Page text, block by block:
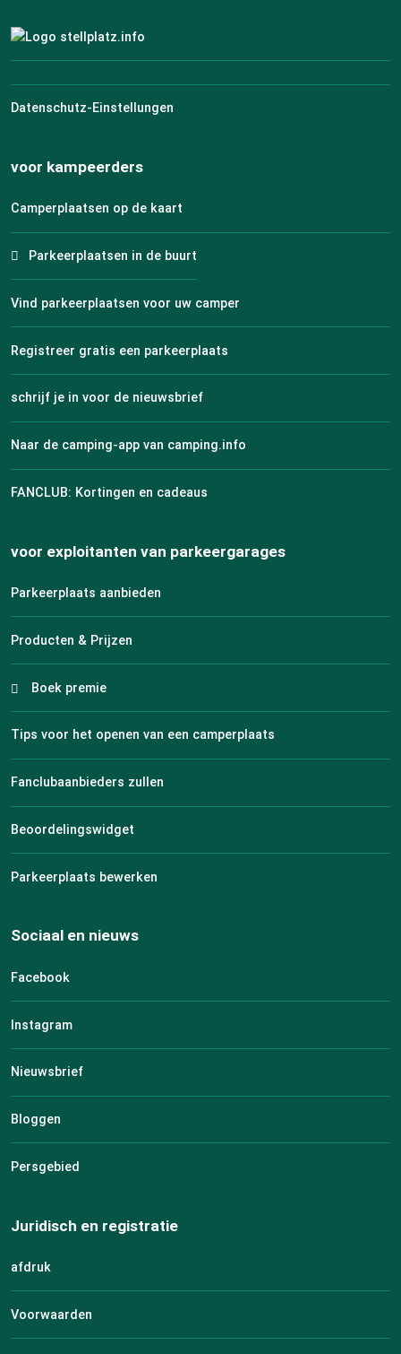
Datenschutz-Einstellungen
voor kampeerders
Camperplaatsen op de kaart
Parkeerplaatsen in de buurt
Vind parkeerplaatsen voor uw camper
Registreer gratis een parkeerplaats
schrijf je in voor de nieuwsbrief
Naar de camping-app van camping.info
FANCLUB: Kortingen en cadeaus
voor exploitanten van parkeergarages
Parkeerplaats aanbieden
Producten & Prijzen
Boek premie
Tips voor het openen van een camperplaats
Fanclubaanbieders zullen
Beoordelingswidget
Parkeerplaats bewerken
Sociaal en nieuws
Facebook
Instagram
Nieuwsbrief
Bloggen
Persgebied
Juridisch en registratie
afdruk
Voorwaarden